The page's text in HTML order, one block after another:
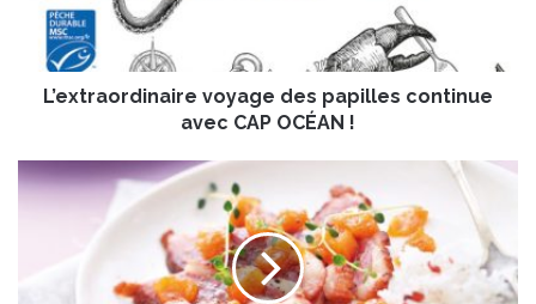
a
L’extraordinaire voyage des papilles continue
avec CAP OCÉAN !
M